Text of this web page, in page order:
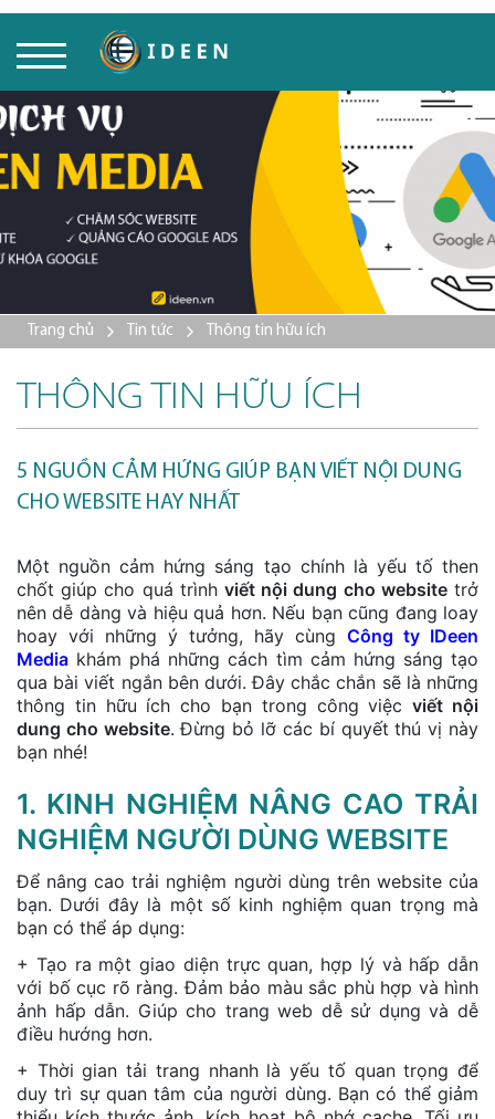
Trang chủ Tin tức Thông tin hữu ích
THÔNG TIN HỮU ÍCH
5 NGUỒN CẢM HỨNG GIÚP BẠN VIẾT NỘI DUNG
CHO WEBSITE HAY NHẤT
Một nguồn cảm hứng sáng tạo chính là yếu tố then
chốt giúp cho quá trình viết nội dung cho websitetrở
nên dễ dàng và hiệu quả hơn. Nếu bạn cũng đang loay
hoay với những ý tưởng, hãy cùng Công ty IDeen
Media khám phá những cách tìm cảm hứng sáng tạo
qua bài viết ngắn bên dưới. Đây chắc chắn sẽ là những
thông tin hữu ích cho bạn trong công việcviết nội
dung cho website. Đừng bỏ lỡ các bí quyết thú vị này
bạn nhé!
1. KINH NGHIỆM NÂNG CAO TRẢI
NGHIỆM NGƯỜI DÙNG WEBSITE
Để nâng cao trải nghiệm người dùng trên website của
bạn. Dưới đây là một số kinh nghiệm quan trọng mà
bạn có thể áp dụng:
+ Tạo ra một giao diện trực quan, hợp lý và hấp dẫn
với bố cục rõ ràng. Đảm bảo màu sắc phù hợp và hình
ảnh hấp dẫn. Giúp cho trang web dễ sử dụng và dễ
điều hướng hơn.
+ Thời gian tải trang nhanh là yếu tố quan trọng để
duy trì sự quan tâm của người dùng. Bạn có thể giảm